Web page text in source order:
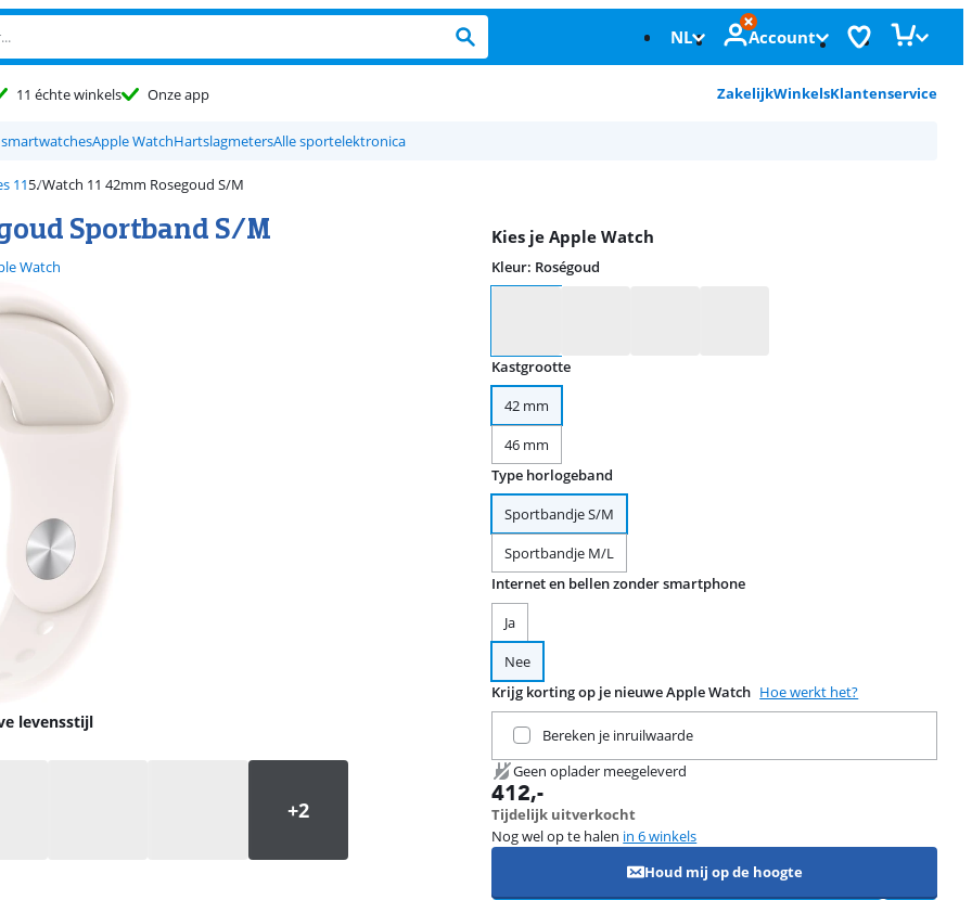
NL Account
11 échte winkels Onze app ZakelijkWinkelsKlantenservice
Apple WatchHartslagmetersAlle sportelektronica
11 Watch 11 42mm Rosegoud S/M
Sportband S/M
Watch
levensstijl
Kies je Apple Watch
Kleur: Roségoud
Kastgrootte
42 mm
46 mm
Type horlogeband
Sportbandje S/M
Sportbandje M/L
Internet en bellen zonder smartphone
Ja
Nee
Krijg korting op je nieuwe Apple Watch Hoe werkt het?
Bereken je inruilwaarde
Geen oplader meegeleverd
412,-
Tijdelijk uitverkocht
Nog wel op te halen in 6 winkels
Houd mij op de hoogte